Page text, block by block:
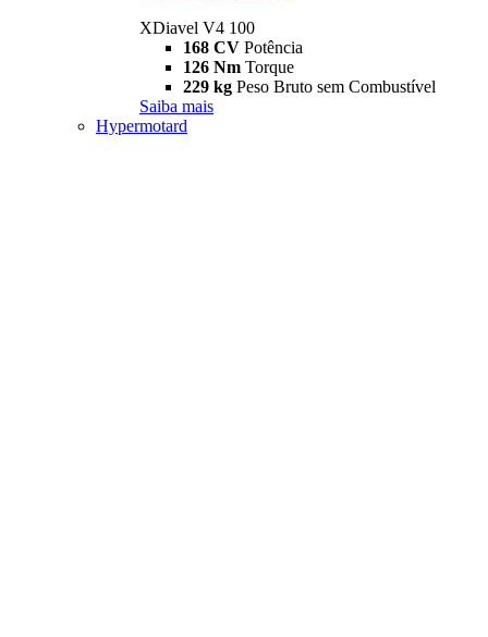
XDiavel V4 100
168 CV Potência
126 Nm Torque
229 kg Peso Bruto sem Combustível
Saiba mais
Hypermotard